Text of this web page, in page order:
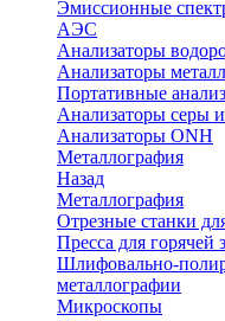
Эмиссионные
АЭС
Анализаторы
Анализаторы
Портативные
Анализаторы серы и
Анализаторы ONH
Металлография
Назад
Металлография
Отрезные станки
Пресса для горячей
Шлифовально-
металлографии
Микроскопы